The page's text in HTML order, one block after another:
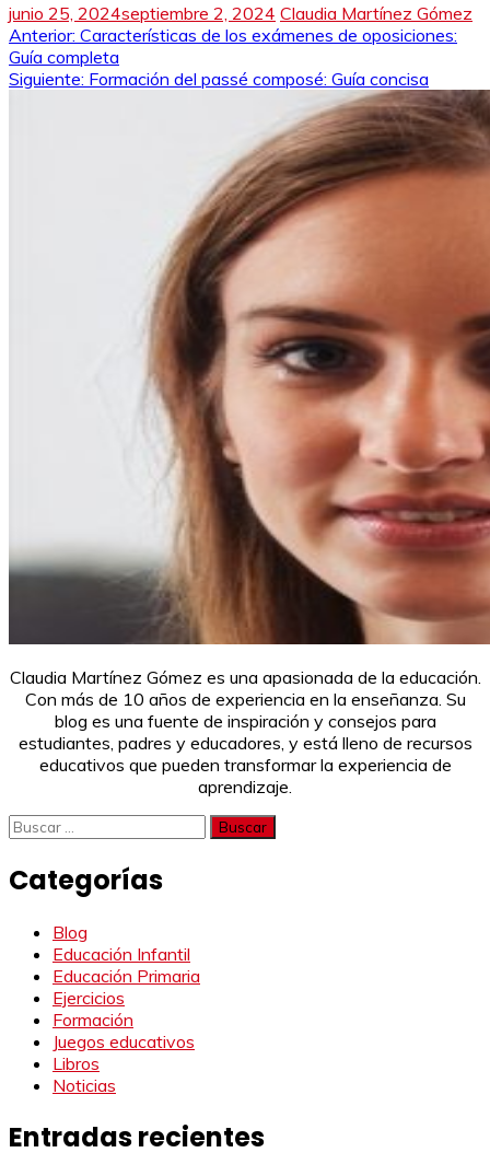
junio 25, 2024septiembre 2, 2024 Claudia Martínez Gómez
Navegación
de
Anterior: Características de los exámenes de oposiciones:
Guía completa
Siguiente: Formación del passé composé: Guía concisa
Claudia Martínez Gómez es una apasionada de la educación.
Con más de 10 años de experiencia en la enseñanza. Su
blog es una fuente de inspiración y consejos para
estudiantes, padres y educadores, y está lleno de recursos
educativos que pueden transformar la experiencia de
aprendizaje.
Buscar:
Categorías
Blog
Educación Infantil
Educación Primaria
Ejercicios
Formación
Juegos educativos
Libros
Noticias
Entradas recientes